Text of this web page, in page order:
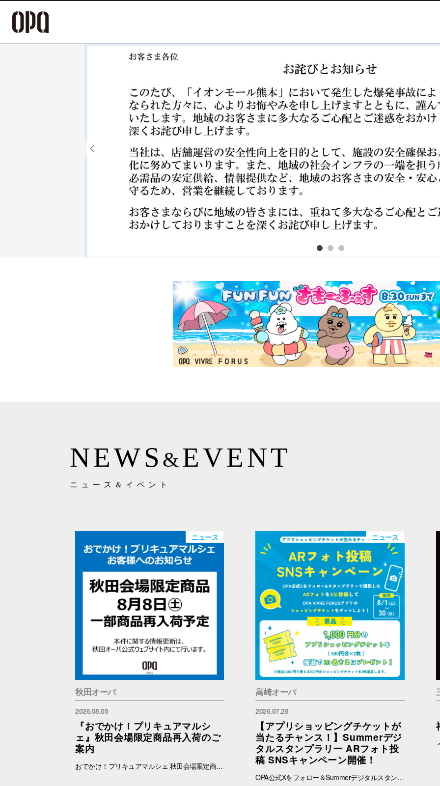
NEWS &EVENT
ニュース＆イベント
ニュース
秋田オーパ
2026.08.05
『おでかけ！プリキュアマルシ
ェ』秋田会場限定商品再入荷のご
案内
おでかけ！プリキュアマルシェ 秋田会場限定商品の再入荷を予定しております。 再入荷対象商品は下記をご覧ください。 【秋田限定】ランダム缶バッジ 全4種 各500円 【秋田限定】アクリルキーホルダー 全3種 1100円 【秋田限定】アクリルスタンド 全3種 1650円 ※納品後、準備が出来次第、販売を開始します。予めご了承ください。 ※在庫状況についてのお問い合わせは回答いたしかねます。ご来店の上ご確認をお願い申し上げます。 ※ブラウザでご覧の方はバナー、OPAアプリでご覧の方はタイトルをタップすると秋田会場限定商品の紹介ページに遷移します。
ニュース
高崎オーパ
2026.07.28
【アプリショッピングチケットが
当たるチャンス！】Summerデジ
タルスタンプラリー ARフォト投
稿 SNSキャンペーン開催！
OPA公式Xをフォロー＆Summerデジタルスタンプラリーで撮影したARフォトを投稿して、OPA VIVRE FORUSアプリのショッピングチケットをゲットしよう！ ■ 景品 500円分のアプリショッピングチケットを2枚（計1,000円分）を抽選で20名さまにプレゼント！ ※税込2,000円で使える500円のショッピングチケットを2枚進呈します。 ■ 応募期間 2026年8月1日(土) ～ 8月30日(日) 23:59まで ※当選者には8月31日(月)以降にDMにてご連絡いたします。 ■ 応募方法 OPA公式X（@opa_vivre_forus）をフォロー Summerデジタルスタンプラリーに参加して、ARフォトを撮影 ハッシュタグ「#おぱんちゅうさぎOPA」「#おぱんちゅうさぎFORUS」「#おぱんちゅうさぎVIVRE」のいずれかをつけて、撮影したARフォトを投稿！ ■ ご注意・各種規約 【撮影・投稿に関する注意】 撮影の際は、周囲のお客さまの通行の妨げにならないようご注意ください。 店内での撮影の際は、各店舗のルールやご案内に沿ってお楽しみください。 ARフォトの撮影、投稿するARフォトは、他のお客さまの顔等が映らないようご配慮をお願いいたします。 危険な行為（階段や無理な姿勢など）はお控えください。 【個人情報・権利に関する注意】 ARフォトの撮影・投稿にあたっては、他のお客さまのプライバシーにご配慮いただき、顔等が写り込まないようお願いいたします。 他のお客さまや第三者が写る場合は、必ずご本人の許可を得たうえで投稿してください。 投稿写真に含まれる著作物（ポスター・商品デザイン等）についてもご配慮ください。 SNSの性質上、投稿された写真は他の利用者に保存・共有される場合がございます。ご理解のうえご参加いただけますと幸いです。 【SNS投稿ルール】 投稿内容が公序良俗に反する場合や、不適切と判断される場合は応募対象外となります。 非公開アカウントからの投稿は応募対象外となる場合がございます。 ハッシュタグや応募条件を満たしていない場合、抽選対象外となる場合がございます。 【キャンペーン関連】 賞品の内容は予告なく変更となる場合がございます。 投稿いただいた画像は、当選者の選定のみに使用し、その他の目的で使用することはございません。